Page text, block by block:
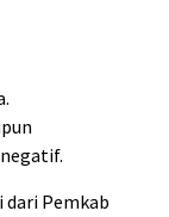
dari Pemkab